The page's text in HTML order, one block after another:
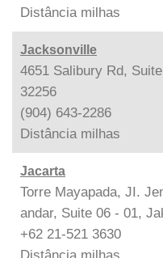
Distância milhas
Jacksonville
4651 Salibury Rd,
32256
(904) 643-2286
Distância milhas
Jacarta
Torre Mayapada, JI.
andar, Suite 06 - 01,
+62 21-521 3630